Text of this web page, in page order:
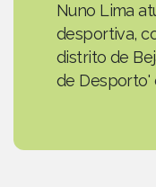
Nuno Lima
desportiva,
distrito de
de Desporto'